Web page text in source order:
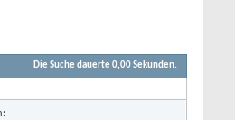
Die Suche dauerte 0,00Sekunden.